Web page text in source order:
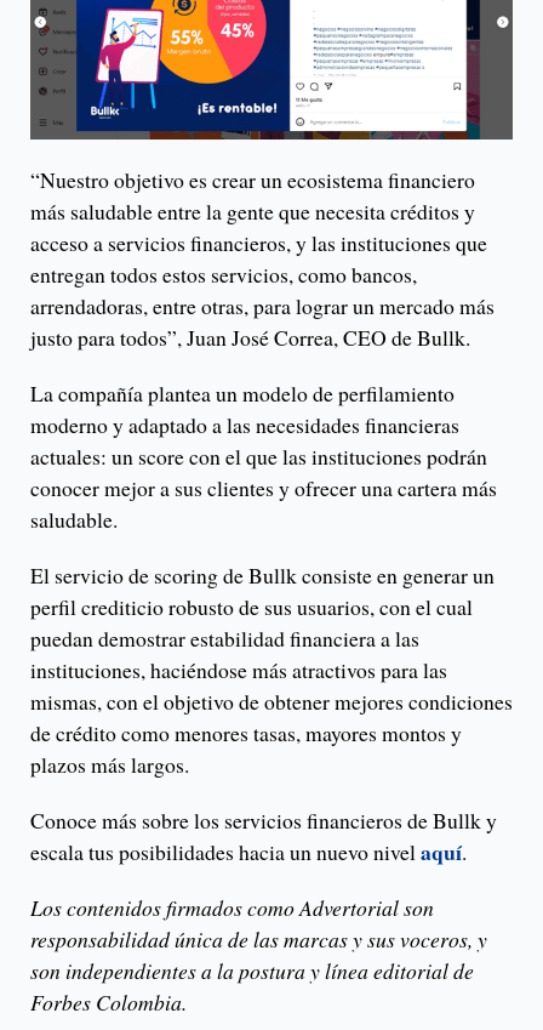
“Nuestro objetivo es crear un ecosistema financiero
más saludable entre la gente que necesita créditos y
acceso a servicios financieros, y las instituciones que
entregan todos estos servicios, como bancos,
arrendadoras, entre otras, para lograr un mercado más
justo para todos”, Juan José Correa, CEO de Bullk.
La compañía plantea un modelo de perfilamiento
moderno y adaptado a las necesidades financieras
actuales: un score con el que las instituciones podrán
conocer mejor a sus clientes y ofrecer una cartera más
saludable.
El servicio de scoring de Bullk consiste en generar un
perfil crediticio robusto de sus usuarios, con el cual
puedan demostrar estabilidad financiera a las
instituciones, haciéndose más atractivos para las
mismas, con el objetivo de obtener mejores condiciones
de crédito como menores tasas, mayores montos y
plazos más largos.
Conoce más sobre los servicios financieros de Bullk y
escala tus posibilidades hacia un nuevo nivelaquí.
Los contenidos firmados como Advertorial son
responsabilidad única de las marcas y sus voceros, y
son independientes a la postura y línea editorial de
Forbes Colombia.